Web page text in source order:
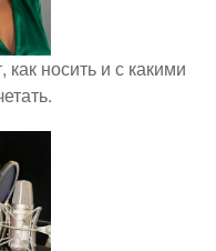
носить и с какими